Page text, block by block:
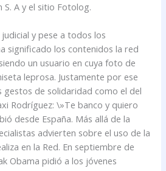
S. A y el sitio Fotolog.
y pese a todos los
significado los contenidos la red
un usuario en cuya foto de
leprosa. Justamente por ese
gestos de solidaridad como el del
Rodríguez: \»Te banco y quiero
desde España. Más allá de la
advierten sobre el uso de la
en la Red. En septiembre de
Obama pidió a los jóvenes